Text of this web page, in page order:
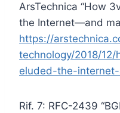
ArsTechnica “How
the Internet—and
https://
technology/2018/
eluded-the-
Rif. 7: RFC-2439